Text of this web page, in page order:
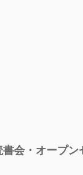
会・オープン